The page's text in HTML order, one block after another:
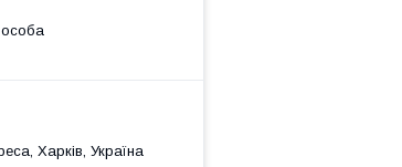
особа
Харків, Україна